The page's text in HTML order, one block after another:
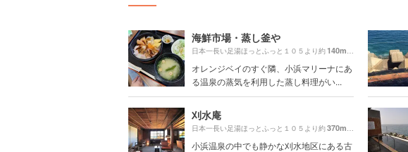
海鮮市場・蒸し釜や
日本一長い足湯ほっとふっと１０５より約140m （徒歩3分）
オレンジベイのすぐ隣、小浜マリーナにあ
る温泉の蒸気を利用した蒸し料理がい...
刈水庵
日本一長い足湯ほっとふっと１０５より約370m （徒歩7分）
小浜温泉の中でも静かな刈水地区にある古